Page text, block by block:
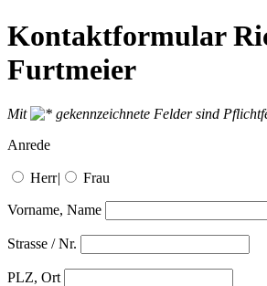
Kontaktformular
Furtmeier
Mit
gekennzeichnete Felder sind
Anrede
Herr| Frau
Vorname, Name
Strasse / Nr.
PLZ, Ort